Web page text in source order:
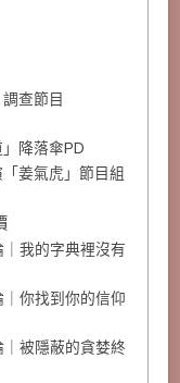
查節目
降落傘PD
姜氣虎」節目組
｜我的字典裡沒有
｜你找到你的信仰
｜被隱蔽的貪婪終